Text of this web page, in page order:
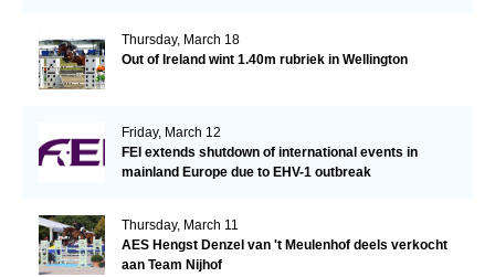
Thursday, March 18
Out of Ireland wint 1.40m rubriek in Wellington
Friday, March 12
FEI extends shutdown of international events in
mainland Europe due to EHV-1 outbreak
Thursday, March 11
AES Hengst Denzel van 't Meulenhof deels verkocht
aan Team Nijhof